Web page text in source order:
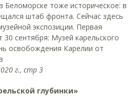
Беломорске тоже историческое: в
штаб фронта. Сейчас здесь
экспозиции. Первая
30 сентября: Музей карельского
освобождения Карелии от
г., стр 3
глубинки»